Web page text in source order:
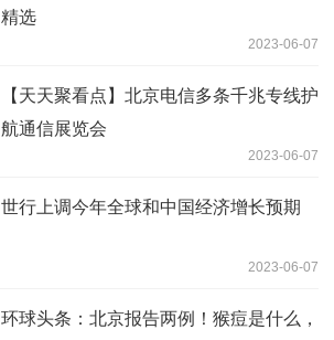
精选
2023-06-07
【天天聚看点】北京电信多条千兆专线护
航通信展览会
2023-06-07
世行上调今年全球和中国经济增长预期
2023-06-07
环球头条：北京报告两例！猴痘是什么，